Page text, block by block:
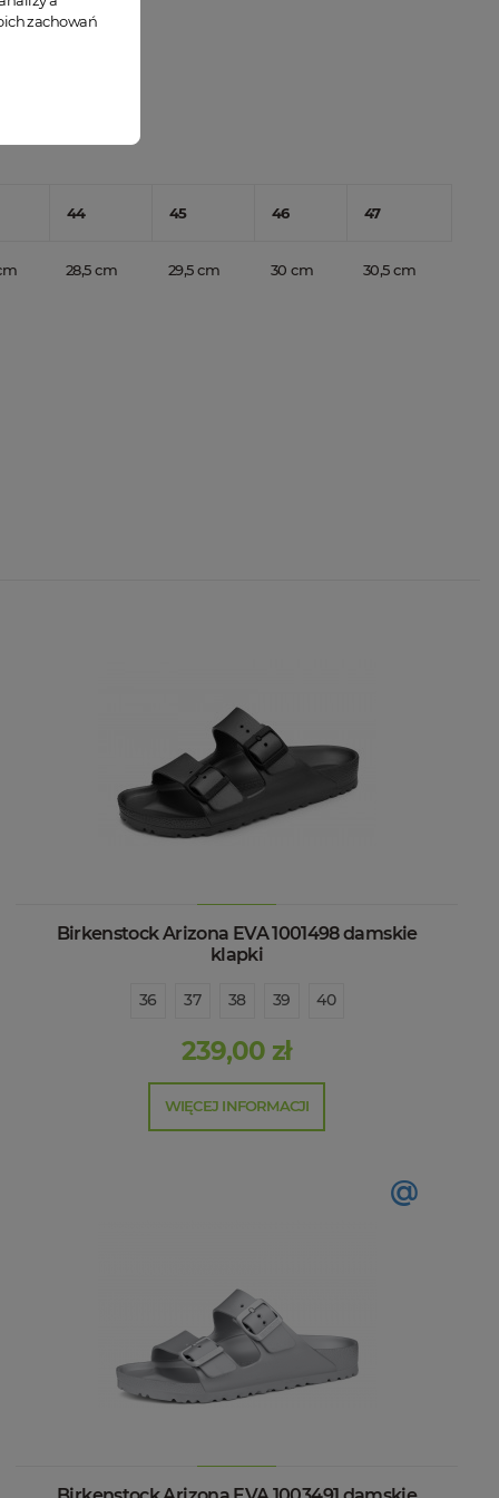
44 45 46 47
28,5 cm 29,5 cm 30 cm 30,5 cm
Birkenstock Arizona EVA 1001498 damskie
klapki
36 37 38 39 40
239,00 zł
WIĘCEJ INFORMACJI
@
zachowań